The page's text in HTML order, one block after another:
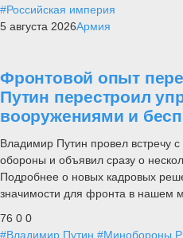
#Российская империя
5 августа 2026Армия
Фронтовой опыт
Путин перестроил
вооружениями и
Владимир Путин провел встречу
обороны и объявил сразу о
Подробнее о новых кадровых
значимости для фронта в нашем
76 0 0
#Владимир Путин #Минобороны